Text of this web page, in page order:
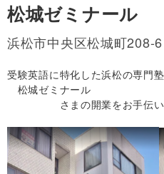
松城ゼミナール
浜松市中央区松城町
受験英語に特化した浜松の専門
松城ゼミナール
さまの開業をお手伝